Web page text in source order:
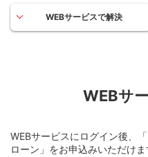
WEBサービスで解決
WEBサ
WEBサービスにログイン後、
ローン」をお申込みいただけま